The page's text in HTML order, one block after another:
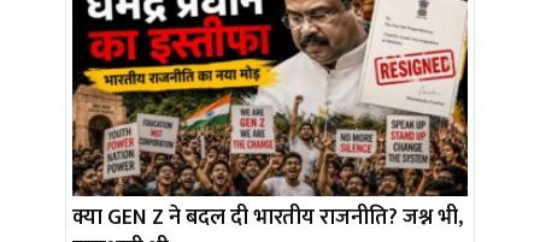
क्या GEN Z ने बदल दी भारतीय राजनीति? जश्न भी,